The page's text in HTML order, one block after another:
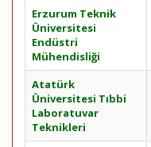
Erzurum Teknik
Üniversitesi
Endüstri
Mühendisliği
Atatürk
Üniversitesi Tıbbi
Laboratuvar
Teknikleri